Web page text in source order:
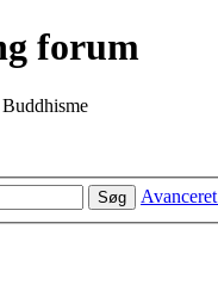
forum
Søg